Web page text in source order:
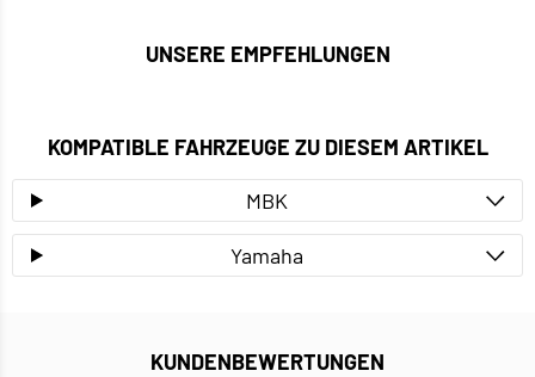
UNSERE EMPFEHLUNGEN
KOMPATIBLE FAHRZEUGE ZU DIESEM ARTIKEL
MBK
Yamaha
KUNDENBEWERTUNGEN